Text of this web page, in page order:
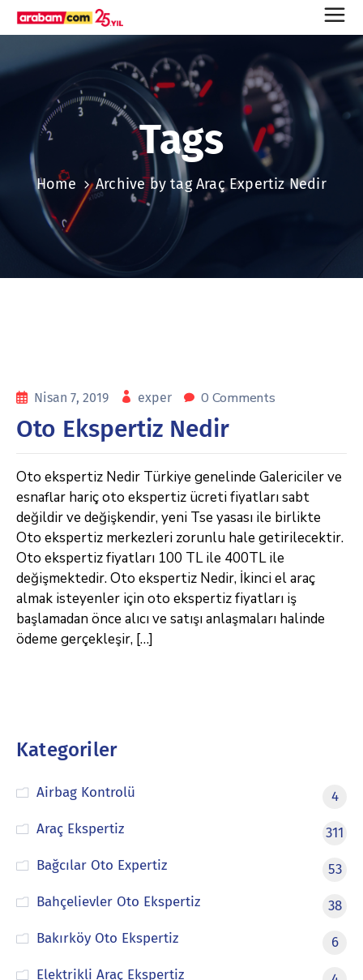
Tags
Home Archive by tag Araç Expertiz Nedir
Nisan 7, 2019 exper 0 Comments
Oto Ekspertiz Nedir
Oto ekspertiz Nedir Türkiye genelinde Galericiler ve
esnaflar hariç oto ekspertiz ücreti fiyatları sabt
değildir ve değişkendir, yeni Tse yasası ile birlikte
Oto ekspertiz merkezleri zorunlu hale getirilecektir.
Oto ekspertiz fiyatları 100 TL ile 400TL ile
değişmektedir. Oto ekspertiz Nedir, İkinci el araç
almak isteyenler için oto ekspertiz fiyatları iş
başlamadan önce alıcı ve satışı anlaşmaları halinde
ödeme gerçekleşir, […]
Kategoriler
Airbag Kontrolü
4
Araç Ekspertiz
311
Bağcılar Oto Expertiz
53
Bahçelievler Oto Ekspertiz
38
Bakırköy Oto Ekspertiz
6
Elektrikli Araç Ekspertiz